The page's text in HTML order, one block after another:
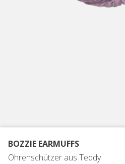
BOZZIE EARMUFFS
Ohrenschützer aus Teddy